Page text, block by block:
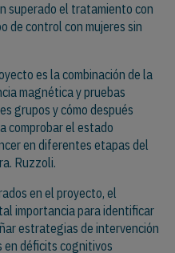
superado el tratamiento con
de control con mujeres sin
es la combinación de la
magnética y pruebas
grupos y cómo después
comprobar el estado
en diferentes etapas del
Ruzzoli.
en el proyecto, el
importancia para identificar
estrategias de intervención
en déficits cognitivos